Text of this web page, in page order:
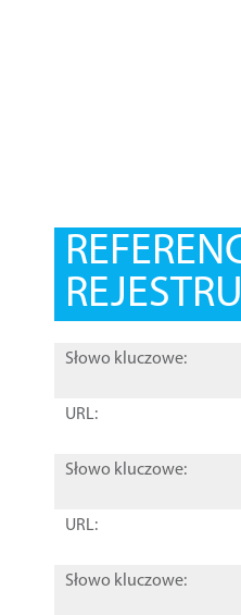
Słowo kluczowe:
URL:
Słowo kluczowe:
URL:
Słowo kluczowe: